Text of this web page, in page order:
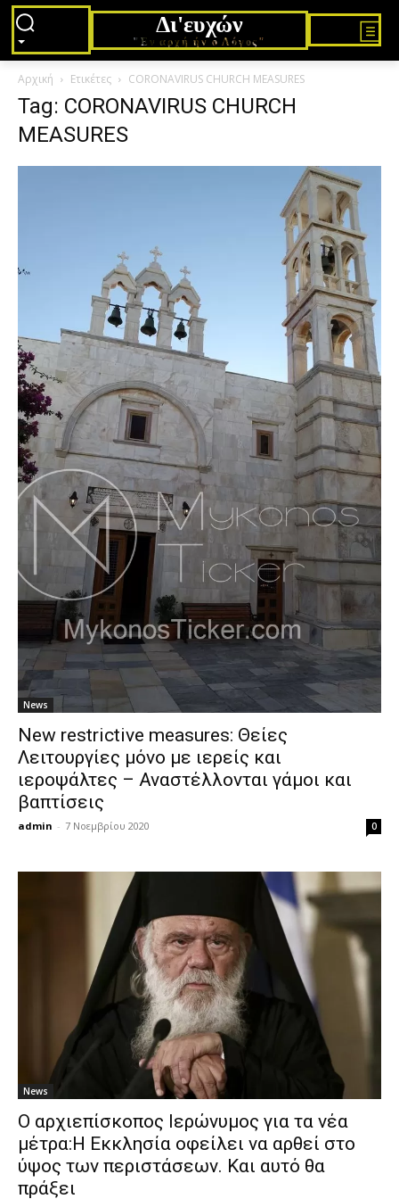
Δι'ευχών
"Εν αρχή ήν ο Λόγος"
Αρχική Ετικέτες CORONAVIRUS CHURCH MEASURES
Tag: CORONAVIRUS CHURCH
MEASURES
News
New restrictive measures: Θείες
Λειτουργίες μόνο με ιερείς και
ιεροψάλτες – Αναστέλλονται γάμοι και
βαπτίσεις
admin - 7 Νοεμβρίου 2020 0
News
Ο αρχιεπίσκοπος Ιερώνυμος για τα νέα
μέτρα:Η Εκκλησία οφείλει να αρθεί στο
ύψος των περιστάσεων. Και αυτό θα
πράξει